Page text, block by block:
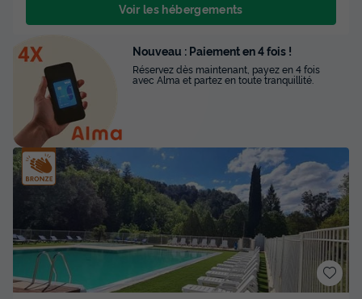
Voir les hébergements
Nouveau : Paiement en 4 fois !
Réservez dès maintenant, payez en 4 fois
avec Alma et partez en toute tranquillité.